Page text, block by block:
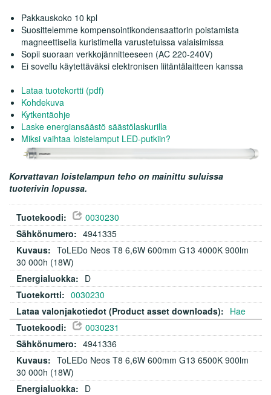
Pakkauskoko 10 kpl
Suosittelemme kompensointikondensaattorin poistamista
magneettisella kuristimella varustetuissa valaisimissa
Sopii suoraan verkkojännitteeseen (AC 220-240V)
Ei sovellu käytettäväksi elektronisen liitäntälaitteen kanssa
Lataa tuotekortti (pdf)
Kohdekuva
Kytkentäohje
Laske energiansäästö säästölaskurilla
Miksi vaihtaa loistelamput LED-putkiin?
Korvattavan loistelampun teho on mainittu suluissa
tuoterivin lopussa.
0030230
4941335
ToLEDo Neos T8 6,6W 600mm G13 4000K 900lm
30 000h (18W)
D
0030230
Hae
0030231
4941336
ToLEDo Neos T8 6,6W 600mm G13 6500K 900lm
30 000h (18W)
D